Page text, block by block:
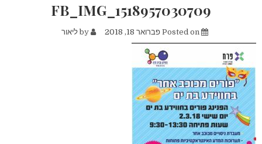
FB_IMG_1518957030709
Posted on פברואר 18, 2018 by ליאור